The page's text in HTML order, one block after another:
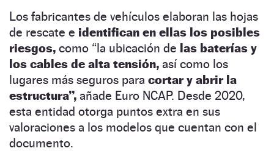
Los fabricantes de vehículos elaboran las hojas
de rescate e identifican en ellas los posibles
riesgos, como “la ubicación de las baterías y
los cables de alta tensión, así como los
lugares más seguros para cortar y abrir la
estructura”, añade Euro NCAP. Desde 2020,
esta entidad otorga puntos extra en sus
valoraciones a los modelos que cuentan con el
documento.